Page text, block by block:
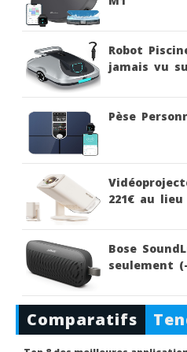
Robot
jamais vu
Pèse
221€ au lieu
Bose
seulement
Comparatifs